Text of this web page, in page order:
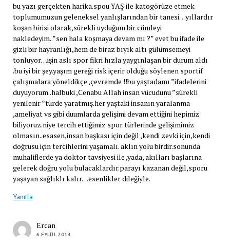
bu yazı gerçekten harika.spou YAŞ ile katogörüze etmek
toplumumuzun geleneksel yanlışlarından bir tanesi…yıllardır
koşan birisi olarak,sürekli uyduğum bir cümleyi
nakledeyim..”sen hala koşmaya devam mı ?” evet bu ifade ile
gizli bir hayranlığı,hem de biraz bıyık altı gülümsemeyi
tonluyor…işin aslı spor fikri hızla yaygınlaşan bir durum aldı
.bu iyi bir şey.yaşım gereği risk içerir olduğu söylenen sportif
çalışmalara yöneldikçe ,çevremde !!bu yaştadamı ”ifadelerini
duyuyorum..halbuki ,Cenabu Allah insan vücudunu ”sürekli
yenilenir ”türde yaratmış.her yaştaki insanın yaralanma
,ameliyat vs gibi duumlarda gelişimi devam ettiğini hepimiz
biliyoruz.niye tercih ettiğimiz spor türlerinde gelişimimiz
olmasın..esasen,insan başkası için değil ,kendi zevki için,kendi
doğrusu için tercihlerini yaşamalı. aklın yolu birdir.sonunda
muhaliflerde ya doktor tavsiyesi ile ,yada, akılları başlarına
gelerek doğru yolu bulacaklardır.parayı kazanan değil,sporu
yaşayan sağlıklı kalır…esenlikler dileğiyle.
Yanıtla
Ercan
6 EYLÜL 2014